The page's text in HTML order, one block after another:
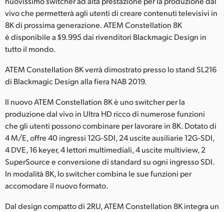
Italia
Japan
Korea
Mexico
Netherlands
New Zealand
Norway
Poland
vivo che permetterà agli utenti di creare contenuti televisivi in
8K di prossima generazione. ATEM Constellation 8K
è disponibile a $9.995 dai rivenditori Blackmagic Design in
tutto il mondo.
ATEM Constellation 8K verrà dimostrato presso lo stand SL216
di Blackmagic Design alla fiera NAB 2019.
Il nuovo ATEM Constellation 8K è uno switcher per la
produzione dal vivo in Ultra HD ricco di numerose funzioni
che gli utenti possono combinare per lavorare in 8K. Dotato di
4 M/E, offre 40 ingressi 12G-SDI, 24 uscite ausiliarie 12G-SDI,
4 DVE, 16 keyer, 4 lettori multimediali, 4 uscite multiview, 2
SuperSource e conversione di standard su ogni ingresso SDI.
In modalità 8K, lo switcher combina le sue funzioni per
accomodare il nuovo formato.
Dal design compatto di 2RU, ATEM Constellation 8K integra un